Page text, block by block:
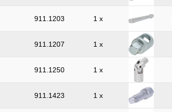
911.1203 1 x
911.1207 1 x
911.1250 1 x
911.1423 1 x